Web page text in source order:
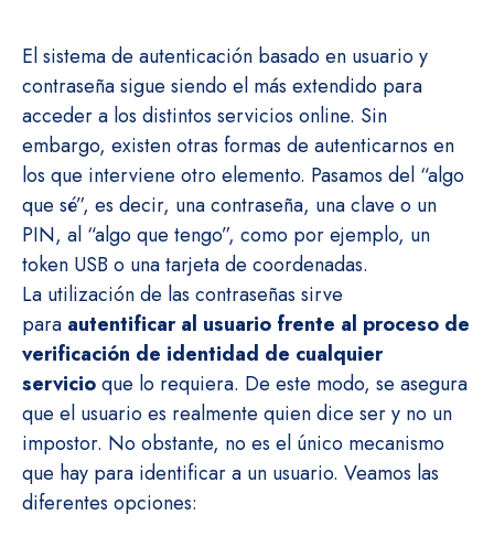
El sistema de autenticación basado en usuario y
contraseña sigue siendo el más extendido para
acceder a los distintos servicios online. Sin
embargo, existen otras formas de autenticarnos en
los que interviene otro elemento. Pasamos del “algo
que sé”, es decir, una contraseña, una clave o un
PIN, al “algo que tengo”, como por ejemplo, un
token USB o una tarjeta de coordenadas.
La utilización de las contraseñas sirve
para autentificar al usuario frente al proceso de
verificación de identidad de cualquier
servicioque lo requiera. De este modo, se asegura
que el usuario es realmente quien dice ser y no un
impostor. No obstante, no es el único mecanismo
que hay para identificar a un usuario. Veamos las
diferentes opciones: